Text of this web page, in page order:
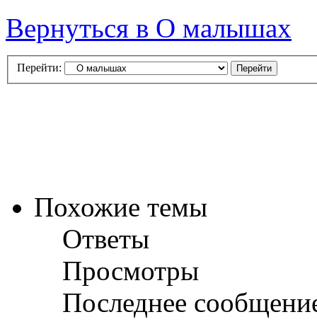
Вернуться в О малышах
Перейти:
Похожие темы
Ответы
Просмотры
Последнее